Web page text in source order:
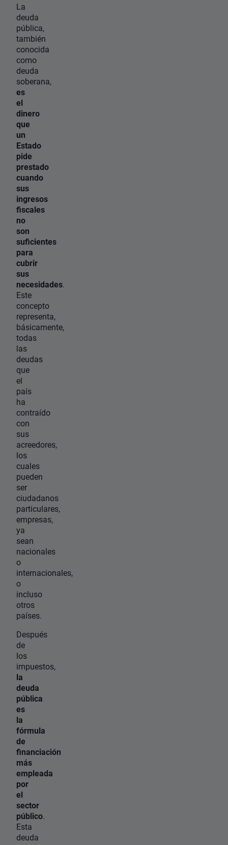
La
deuda
pública,
también
conocida
como
deuda
soberana,
es
el
dinero
que
un
Estado
pide
prestado
cuando
sus
ingresos
fiscales
no
son
suficientes
para
cubrir
sus
necesidades.
Este
concepto
representa,
básicamente,
todas
las
deudas
que
el
país
ha
contraído
con
sus
acreedores,
los
cuales
pueden
ser
ciudadanos
particulares,
empresas,
ya
sean
nacionales
o
internacionales,
o
incluso
otros
países.
Después
de
los
impuestos,
la
deuda
pública
es
la
fórmula
de
financiación
más
empleada
por
el
sector
público.
Esta
deuda